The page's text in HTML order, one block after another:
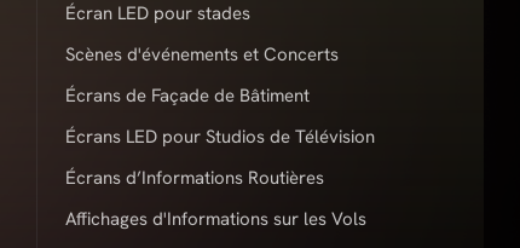
Écran LED pour stades
Scènes d'événements et Concerts
Écrans de Façade de Bâtiment
Écrans LED pour Studios de Télévision
Écrans d’Informations Routières
Affichages d'Informations sur les Vols